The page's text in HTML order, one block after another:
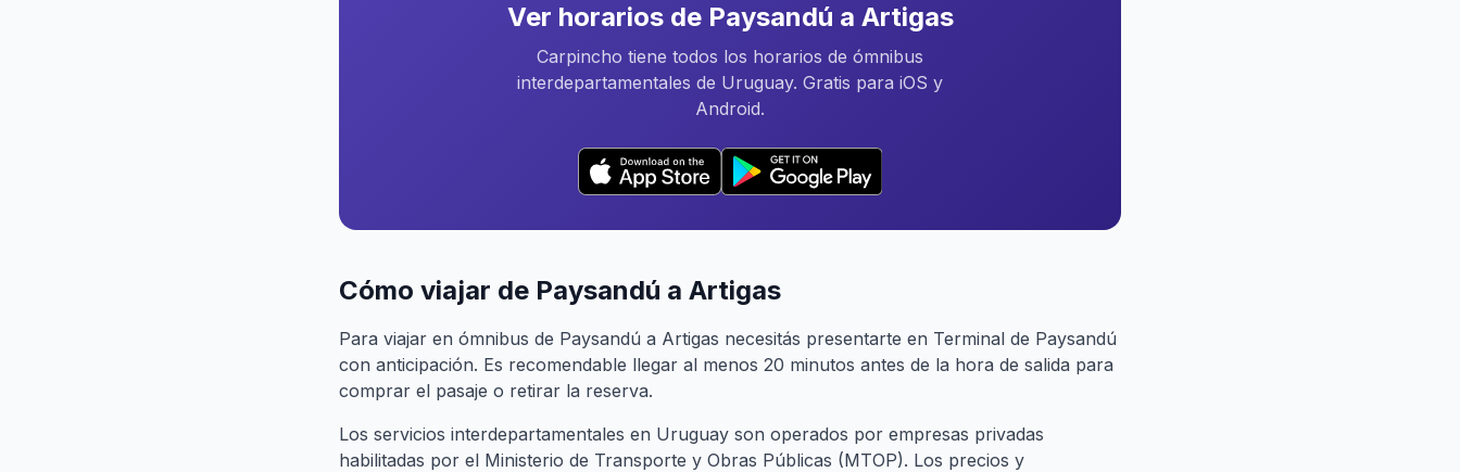
Ver horarios de Paysandú a Artigas
Carpincho tiene todos los horarios de ómnibus
interdepartamentales de Uruguay. Gratis para iOS y
Android.
Cómo viajar de Paysandú a Artigas
Para viajar en ómnibus de Paysandú a Artigas necesitás presentarte en Terminal de Paysandú
con anticipación. Es recomendable llegar al menos 20 minutos antes de la hora de salida para
comprar el pasaje o retirar la reserva.
Los servicios interdepartamentales en Uruguay son operados por empresas privadas
habilitadas por el Ministerio de Transporte y Obras Públicas (MTOP). Los precios y